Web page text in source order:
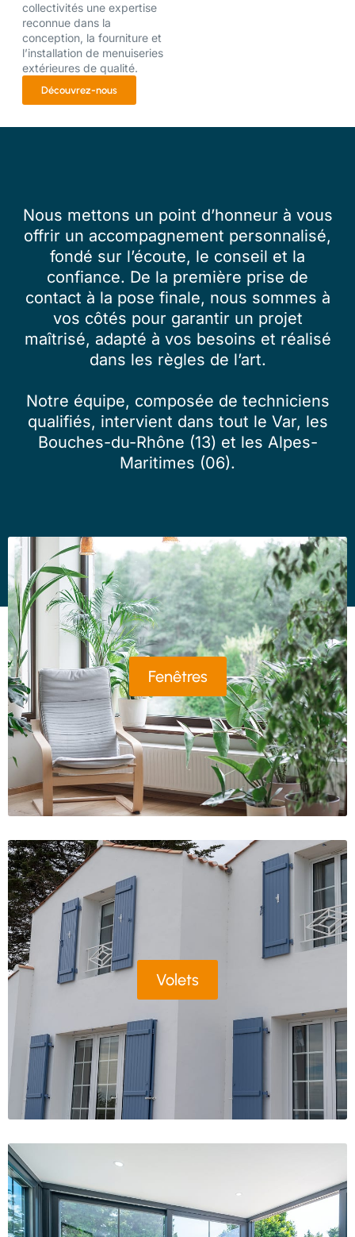
collectivités une expertise
reconnue dans la
conception, la fourniture et
l’installation de menuiseries
extérieures de qualité.
Découvrez-nous
Nous mettons un point d’honneur à vous
offrir un accompagnement personnalisé,
fondé sur l’écoute, le conseil et la
confiance. De la première prise de
contact à la pose finale, nous sommes à
vos côtés pour garantir un projet
maîtrisé, adapté à vos besoins et réalisé
dans les règles de l’art.
Notre équipe, composée de techniciens
qualifiés, intervient dans tout le Var, les
Bouches-du-Rhône (13) et les Alpes-
Maritimes (06).
Fenêtres
Volets